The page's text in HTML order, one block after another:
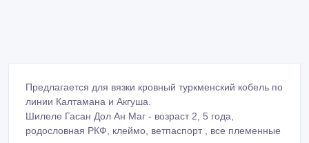
Предлагается для вязки кровный туркменский кобель по
линии Калтамана и Акгуша.
Шилеле Гасан Дол Ан Маг - возраст 2, 5 года,
родословная РКФ, клеймо, ветпаспорт , все племенные